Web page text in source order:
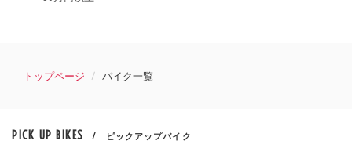
トップページ バイク一覧
PICK UP BIKES / ピックアップバイク